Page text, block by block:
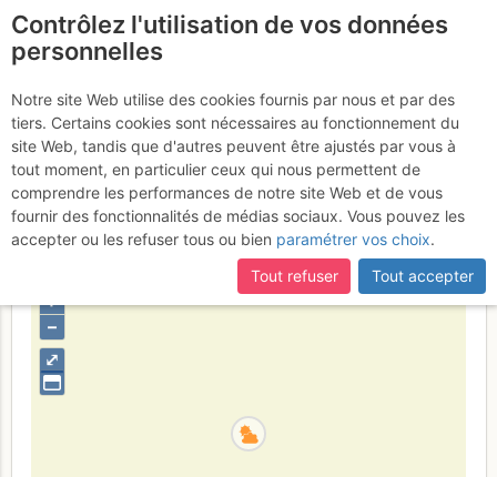
Grand Paradis : Par le
Glacier du Grand Paradis
(voie normale)
Vendredi 6 mai 2005
Grand Paradis
⤢
+
–
Contrôlez l'utilisation de vos données
personnelles
Notre site Web utilise des cookies fournis par nous et par des
tiers. Certains cookies sont nécessaires au fonctionnement du
site Web, tandis que d'autres peuvent être ajustés par vous à
tout moment, en particulier ceux qui nous permettent de
comprendre les performances de notre site Web et de vous
fournir des fonctionnalités de médias sociaux. Vous pouvez les
accepter ou les refuser tous ou bien paramétrer vos choix.
Tout refuser
Tout accepter